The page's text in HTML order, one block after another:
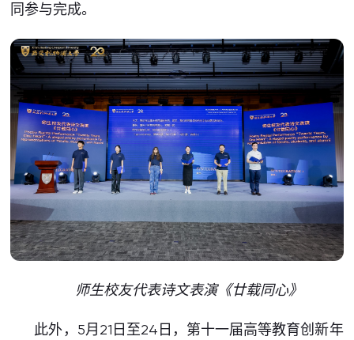
同参与完成。
师生校友代表诗文表演《廿载同心》
此外，5月21日至24日，第十一届高等教育创新年